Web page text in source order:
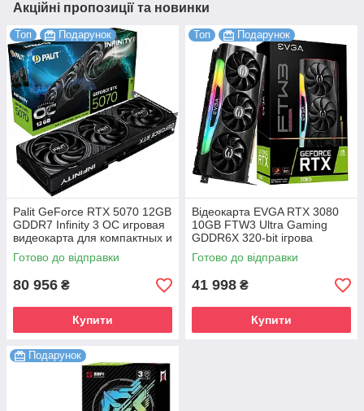
Акційні пропозиції та новинки
Топ Подарунок
Palit GeForce RTX 5070 12GB
GDDR7 Infinity 3 OC игровая
видеокарта для компактных и
мощных сборок
Готово до відправки
80 956 ₴
Купити
Топ Подарунок
Відеокарта EVGA RTX 3080
10GB FTW3 Ultra Gaming
GDDR6X 320-bit ігрова
трасування променів DLSS
4K
Готово до відправки
41 998 ₴
Купити
Подарунок